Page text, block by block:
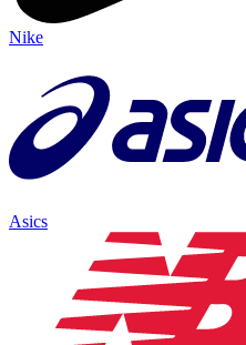
Nike
Asics